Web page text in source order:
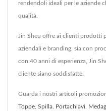
rendendoli ideali per le aziende
qualità.
Jin Sheu offre ai clienti prodotti
aziendali e branding, sia con
con 40 anni di esperienza, Jin
cliente siano soddisfatte.
Guarda i nostri articoli
Toppe Spilla Portachiavi